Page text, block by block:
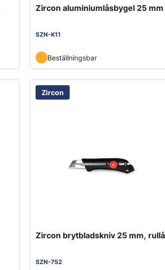
Zircon aluminiumlåsbygel 25 mm
SZN-K11
Beställningsbar
Zircon
Zircon brytbladskniv 25 mm,
SZN-752